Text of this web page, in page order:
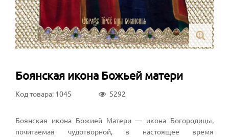
Боянская икона Божьей матери
Код товара: 1045 5292
Боянская икона Божией Матери — икона Богородицы,
почитаемая чудотворной, в настоящее время